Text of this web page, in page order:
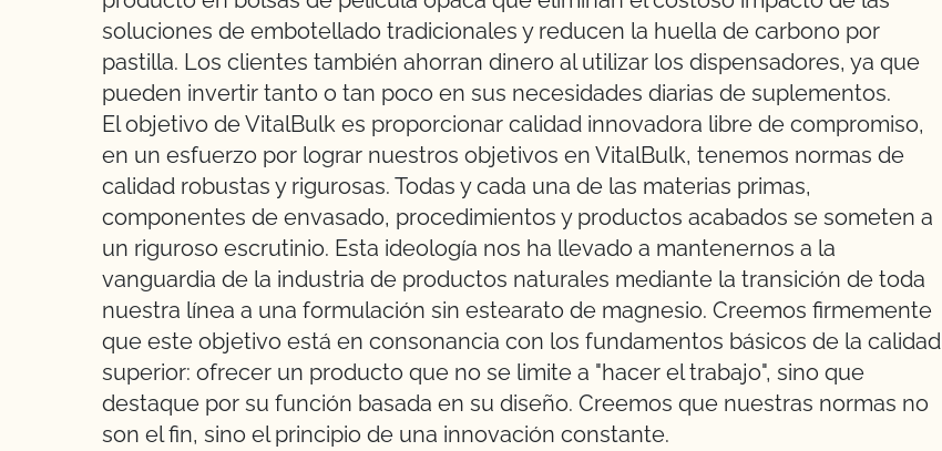
soluciones de embotellado tradicionales y reducen la huella de carbono por
pastilla. Los clientes también ahorran dinero al utilizar los dispensadores, ya que
pueden invertir tanto o tan poco en sus necesidades diarias de suplementos.
El objetivo de VitalBulk es proporcionar calidad innovadora libre de compromiso,
en un esfuerzo por lograr nuestros objetivos en VitalBulk, tenemos normas de
calidad robustas y rigurosas. Todas y cada una de las materias primas,
componentes de envasado, procedimientos y productos acabados se someten a
un riguroso escrutinio. Esta ideología nos ha llevado a mantenernos a la
vanguardia de la industria de productos naturales mediante la transición de toda
nuestra línea a una formulación sin estearato de magnesio. Creemos firmemente
que este objetivo está en consonancia con los fundamentos básicos de la calidad
superior: ofrecer un producto que no se limite a "hacer el trabajo", sino que
destaque por su función basada en su diseño. Creemos que nuestras normas no
son el fin, sino el principio de una innovación constante.